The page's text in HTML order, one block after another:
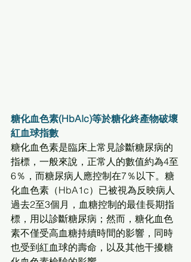
糖化血色素(HbAIc)等於糖化終產物破壞
紅血球指數
糖化血色素是臨床上常見診斷糖尿病的
指標，一般來說，正常人的數值約為4至
6％，而糖尿病人應控制在7％以下。糖
化血色素（HbA1c）已被視為反映病人
過去2至3個月，血糖控制的最佳長期指
標，用以診斷糖尿病；然而，糖化血色
素不僅受高血糖持續時間的影響，同時
也受到紅血球的壽命，以及其他干擾糖